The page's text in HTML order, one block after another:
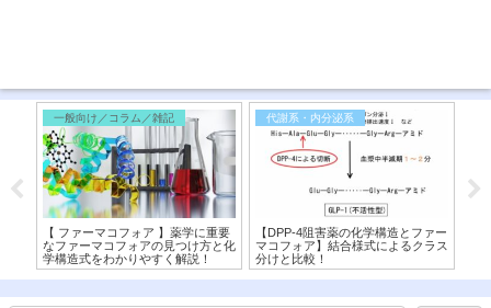
一般向け／コラム／雑記
【 ファーマコフォア 】薬学に重要
なファーマコフォアの見つけ方と化
学構造式をわかりやすく解説！
代謝系・内分泌系
【DPP-4阻害薬の化学構造とファー
マコフォア】結合様式によるクラス
分けと比較！